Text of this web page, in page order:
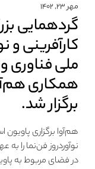
مهر ۲۳, ۱۴۰۲
گردهمایی
کارآفرینی
ملی فناوری
همکاری
برگزار شد.
هم‌آوا برگزاری پاویون
در فضای مربوط به